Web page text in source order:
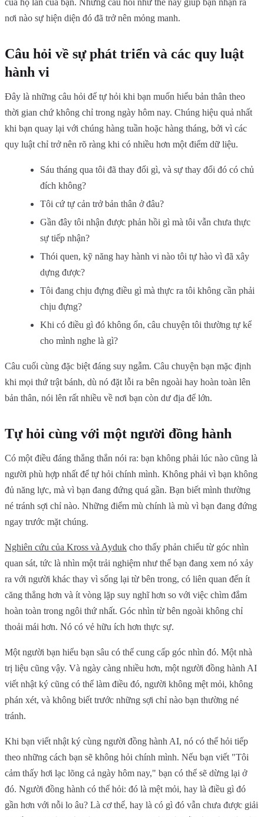
của họ lẫn của bạn. Những câu hỏi như thế này giúp bạn nhận ra
nơi nào sự hiện diện đó đã trở nên mỏng manh.
Câu hỏi về sự phát triển và các quy luật
hành vi
Đây là những câu hỏi để tự hỏi khi bạn muốn hiểu bản thân theo
thời gian chứ không chỉ trong ngày hôm nay. Chúng hiệu quả nhất
khi bạn quay lại với chúng hàng tuần hoặc hàng tháng, bởi vì các
quy luật chỉ trở nên rõ ràng khi có nhiều hơn một điểm dữ liệu.
Sáu tháng qua tôi đã thay đổi gì, và sự thay đổi đó có chủ
đích không?
Tôi cứ tự cản trở bản thân ở đâu?
Gần đây tôi nhận được phản hồi gì mà tôi vẫn chưa thực
sự tiếp nhận?
Thói quen, kỹ năng hay hành vi nào tôi tự hào vì đã xây
dựng được?
Tôi đang chịu đựng điều gì mà thực ra tôi không cần phải
chịu đựng?
Khi có điều gì đó không ổn, câu chuyện tôi thường tự kể
cho mình nghe là gì?
Câu cuối cùng đặc biệt đáng suy ngẫm. Câu chuyện bạn mặc định
khi mọi thứ trật bánh, dù nó đặt lỗi ra bên ngoài hay hoàn toàn lên
bản thân, nói lên rất nhiều về nơi bạn còn dư địa để lớn.
Tự hỏi cùng với một người đồng hành
Có một điều đáng thẳng thắn nói ra: bạn không phải lúc nào cũng là
người phù hợp nhất để tự hỏi chính mình. Không phải vì bạn không
đủ năng lực, mà vì bạn đang đứng quá gần. Bạn biết mình thường
né tránh sợi chỉ nào. Những điểm mù chính là mù vì bạn đang đứng
ngay trước mặt chúng.
Nghiên cứu của Kross và Ayduk cho thấy phản chiếu từ góc nhìn
quan sát, tức là nhìn một trải nghiệm như thể bạn đang xem nó xảy
ra với người khác thay vì sống lại từ bên trong, có liên quan đến ít
căng thẳng hơn và ít vòng lặp suy nghĩ hơn so với việc chìm đắm
hoàn toàn trong ngôi thứ nhất. Góc nhìn từ bên ngoài không chỉ
thoải mái hơn. Nó có vẻ hữu ích hơn thực sự.
Một người bạn hiểu bạn sâu có thể cung cấp góc nhìn đó. Một nhà
trị liệu cũng vậy. Và ngày càng nhiều hơn, một người đồng hành AI
viết nhật ký cũng có thể làm điều đó, người không mệt mỏi, không
phán xét, và không biết trước những sợi chỉ nào bạn thường né
tránh.
Khi bạn viết nhật ký cùng người đồng hành AI, nó có thể hỏi tiếp
theo những cách bạn sẽ không hỏi chính mình. Nếu bạn viết "Tôi
cảm thấy hơi lạc lõng cả ngày hôm nay," bạn có thể sẽ dừng lại ở
đó. Người đồng hành có thể hỏi: đó là mệt mỏi, hay là điều gì đó
gần hơn với nỗi lo âu? Là cơ thể, hay là có gì đó vẫn chưa được giải